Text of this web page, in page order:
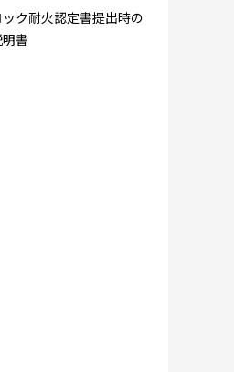
ク耐火認定書提出時の
書